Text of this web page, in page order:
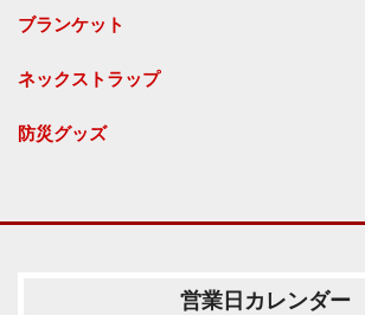
ブランケット
ネックストラップ
防災グッズ
営業日カレンダー